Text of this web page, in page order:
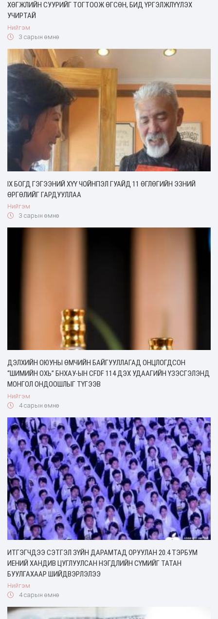
ХӨГЖЛИЙН СУУРИЙГ ТОГТООЖ ӨГСӨН, БИД ҮРГЭЛЖЛҮҮЛЭХ
УЧИРТАЙ
Нийгэм
3 сарын өмнө
IX БОГД ГЭГЭЭНИЙ ХҮҮ ЧОЙНПЭЛ ГУАЙД 11 ӨГЛӨГИЙН ЭЗНИЙ
ӨРГӨЛИЙГ ГАРДУУЛЛАА
Нийгэм
3 сарын өмнө
ДЭЛХИЙН ОЮУНЫ ӨМЧИЙН БАЙГУУЛЛАГАД ОНЦЛОГДСОН
“ШИМИЙН ОХЬ” БНХАУ-ЫН CFDF 114 ДЭХ УДААГИЙН ҮЗЭСГЭЛЭНД
МОНГОЛ ОНДООШЛЫГ ТҮГЭЭВ
Нийгэм
4 сарын өмнө
ИТГЭГЧДЭЭ СЭТГЭЛ ЗҮЙН ДАРАМТАД ОРУУЛАН 20.4 ТЭРБУМ
ИЕНИЙ ХАНДИВ ЦУГЛУУЛСАН НЭГДЛИЙН СҮМИЙГ ТАТАН
БУУЛГАХААР ШИЙДВЭРЛЭЛЭЭ
Нийгэм
4 сарын өмнө